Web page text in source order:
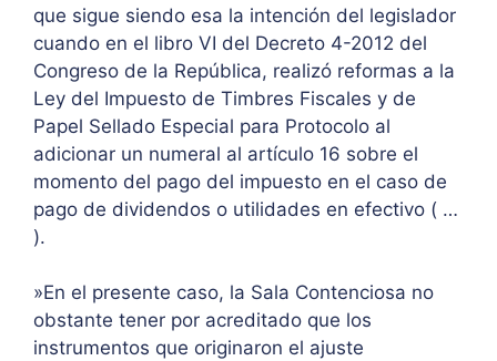
que sigue siendo esa la intención del legislador
cuando en el libro VI del Decreto 4-2012 del
Congreso de la República, realizó reformas a la
Ley del Impuesto de Timbres Fiscales y de
Papel Sellado Especial para Protocolo al
adicionar un numeral al artículo 16 sobre el
momento del pago del impuesto en el caso de
pago de dividendos o utilidades en efectivo ( …
).
»En el presente caso, la Sala Contenciosa no
obstante tener por acreditado que los
instrumentos que originaron el ajuste